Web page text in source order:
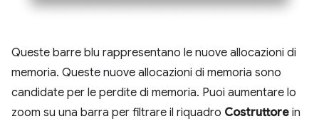
Queste barre blu rappresentano le nuove allocazioni di
memoria. Queste nuove allocazioni di memoria sono
candidate per le perdite di memoria. Puoi aumentare lo
zoom su una barra per filtrare il riquadro Costruttore in